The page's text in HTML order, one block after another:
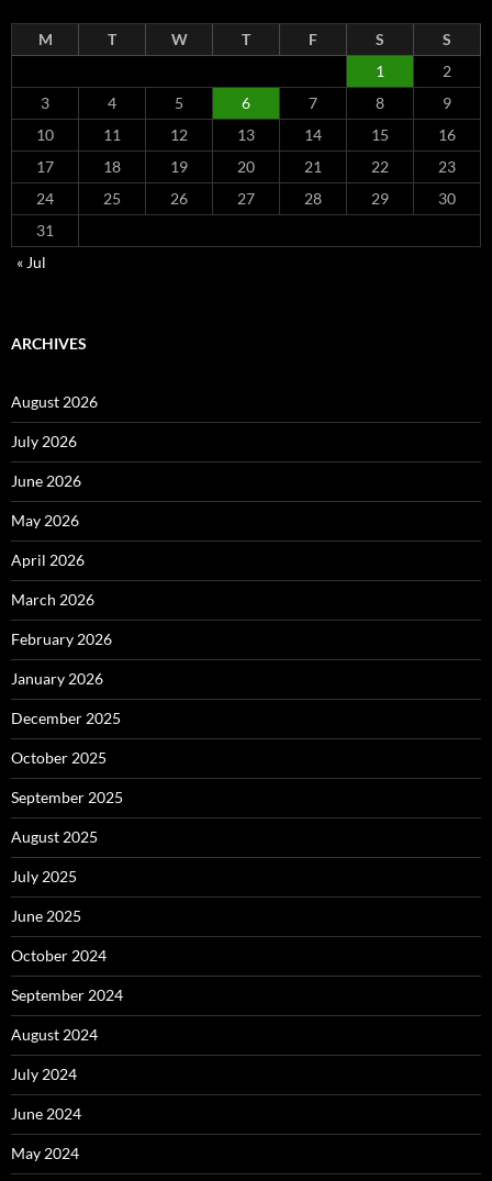
M T W T F S
S
1
2
3
4 5 6 7 8
9
10
11 12 13 14 15
16
17
18 19 20 21 22
23
24
25 26 27 28 29
30
31
« Jul
ARCHIVES
August 2026
July 2026
June 2026
May 2026
April 2026
March 2026
February 2026
January 2026
December 2025
October 2025
September 2025
August 2025
July 2025
June 2025
October 2024
September 2024
August 2024
July 2024
June 2024
May 2024